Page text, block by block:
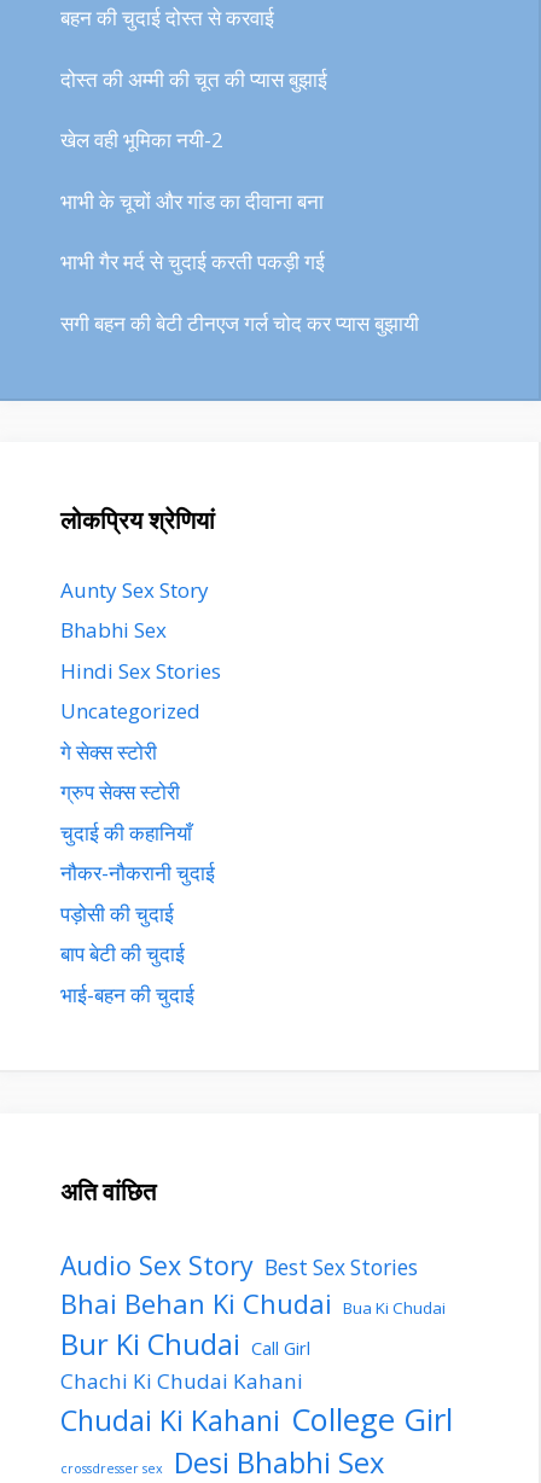
बहन की चुदाई दोस्त से करवाई
दोस्त की अम्मी की चूत की प्यास बुझाई
खेल वही भूमिका नयी-2
भाभी के चूचों और गांड का दीवाना बना
भाभी गैर मर्द से चुदाई करती पकड़ी गई
सगी बहन की बेटी टीनएज गर्ल चोद कर प्यास बुझायी
लोकप्रिय श्रेणियां
Aunty Sex Story
Bhabhi Sex
Hindi Sex Stories
Uncategorized
गे सेक्स स्टोरी
ग्रुप सेक्स स्टोरी
चुदाई की कहानियाँ
नौकर-नौकरानी चुदाई
पड़ोसी की चुदाई
बाप बेटी की चुदाई
भाई-बहन की चुदाई
अति वांछित
Audio Sex Story Best Sex Stories
Bhai Behan Ki Chudai Bua Ki Chudai
Bur Ki Chudai Call Girl
Chachi Ki Chudai Kahani
Chudai Ki Kahani College Girl
crossdresser sex Desi Bhabhi Sex